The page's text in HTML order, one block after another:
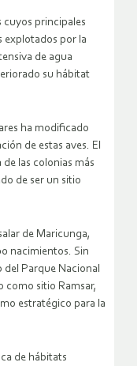
cuyos principales
explotados por la
de agua
su hábitat
ha modificado
de estas aves. El
las colonias más
de ser un sitio
de Maricunga,
nacimientos. Sin
Parque Nacional
como sitio Ramsar,
estratégico para la
de hábitats